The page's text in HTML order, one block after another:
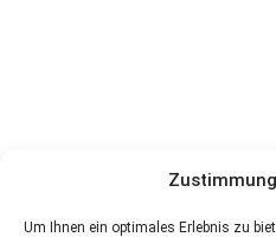
Um Ihnen ein optimales Erlebnis zu